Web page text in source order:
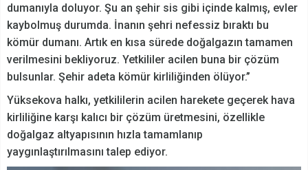
dumanıyla doluyor. Şu an şehir sis gibi içinde kalmış, evler
kaybolmuş durumda. İnanın şehri nefessiz bıraktı bu
kömür dumanı. Artık en kısa sürede doğalgazın tamamen
verilmesini bekliyoruz. Yetkililer acilen buna bir çözüm
bulsunlar. Şehir adeta kömür kirliliğinden ölüyor.”
Yüksekova halkı, yetkililerin acilen harekete geçerek hava
kirliliğine karşı kalıcı bir çözüm üretmesini, özellikle
doğalgaz altyapısının hızla tamamlanıp
yaygınlaştırılmasını talep ediyor.